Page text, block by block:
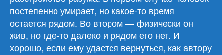
постепенно умирает, но какое-то время
остается рядом. Во втором — физически он
жив, но где-то далеко и рядом его нет. И
хорошо, если ему удастся вернуться, как автору